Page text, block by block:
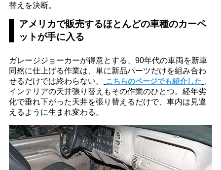
替えを決断。
アメリカで販売するほとんどの車種のカーペ
ットが手に入る
ガレージジョーカーが得意とする、90年代の車両を新車
同然に仕上げる作業は、単に新品パーツだけを組み合わ
せるだけでは終わらない。
こちらのページでも紹介した
インテリアの天井張り替えもその作業のひとつ。経年劣
化で垂れ下がった天井を張り替えるだけで、車内は見違
えるように生まれ変わる。